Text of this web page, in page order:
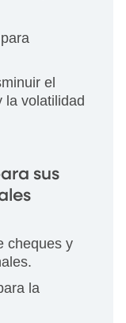
el
la volatilidad
sus
cheques y
la